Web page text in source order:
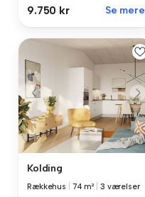
9.750 kr Se mere
Kolding
Rækkehus 74 m² 3 værelser